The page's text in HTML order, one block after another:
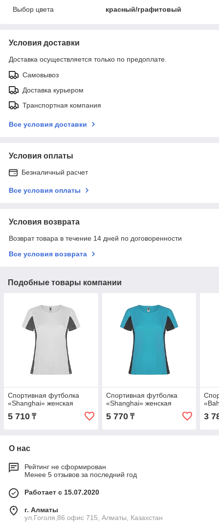
Выбор цвета
красный/графитовый
Условия доставки
Доставка осуществляется только по предоплате.
Самовывоз
Доставка курьером
Транспортная компания
Все условия доставки
Условия оплаты
Безналичный расчет
Все условия оплаты
Условия возврата
Возврат товара в течение 14 дней по договоренности
Все условия возврата
Подобные товары компании
Спортивная футболка
«Shanghai» женская
5 710 ₸
Спортивная футболка
«Shanghai» женская
5 770₸ 3
О нас
Рейтинг не сформирован
Менее 5 отзывов за последний год
Работает с 15.07.2020
г. Алматы
ул.Гоголя,86 офис 715, Алматы, Казахстан